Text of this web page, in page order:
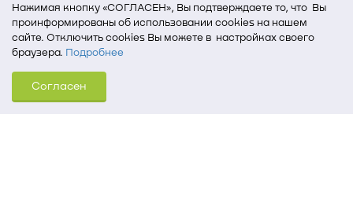
Нажимая кнопку «СОГЛАСЕН», Вы подтверждаете то, что Вы
проинформированы об использовании cookies на нашем
сайте. Отключить cookies Вы можете в настройках своего
браузера. Подробнее
Для того, чтобы мы могли качественно предоставить Вам
услуги, мы используем cookies, которые сохраняются
на Вашем компьютере (Сведения о местоположении; ip-адрес;
Согласен